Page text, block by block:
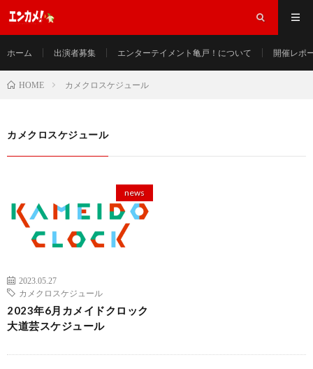
ホーム 出演者募集 エンターテイメント亀戸！について 開催レポ
HOME カメクロスケジュール
カメクロスケジュール
news
2023.05.27
カメクロスケジュール
2023年6月カメイドクロック
大道芸スケジュール